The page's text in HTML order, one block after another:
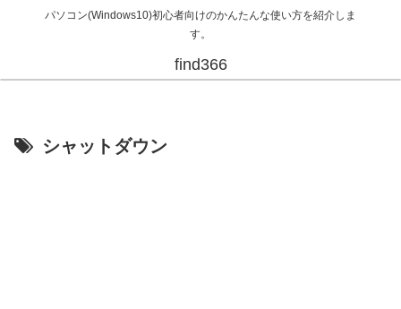
パソコン(Windows10)初心者向けのかんたんな使い方を紹介しま
す。
find366
シャットダウン